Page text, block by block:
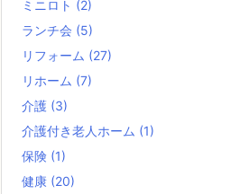
ミニロト (2)
ランチ会 (5)
リフォーム (27)
リホーム (7)
介護 (3)
介護付き老人ホーム (1)
保険 (1)
健康 (20)